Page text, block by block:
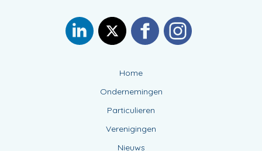
Home
Ondernemingen
Particulieren
Verenigingen
Nieuws